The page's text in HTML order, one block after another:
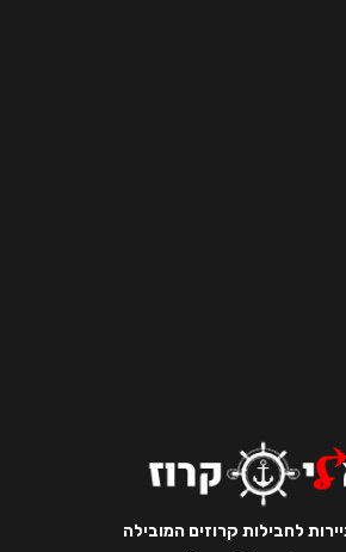
קרוזים המובילה